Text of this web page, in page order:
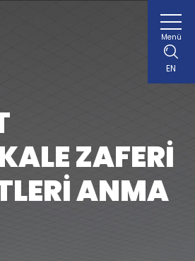
Menü
EN
ZAFERI
ANMA